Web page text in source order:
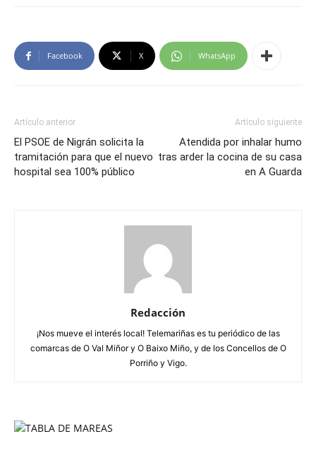
Facebook X WhatsApp
Artículo anterior
El PSOE de Nigrán solicita la
tramitación para que el nuevo
hospital sea 100% público
Artículo siguiente
Atendida por inhalar humo
tras arder la cocina de su casa
en A Guarda
Redacción
¡Nos mueve el interés local! Telemariñas es tu periódico de las
comarcas de O Val Miñor y O Baixo Miño, y de los Concellos de O
Porriño y Vigo.